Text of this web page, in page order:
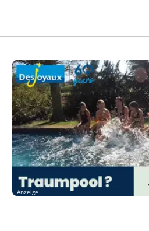
Anzeige